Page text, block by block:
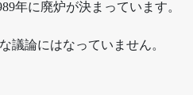
年に廃炉が決まっています。
議論にはなっていません。